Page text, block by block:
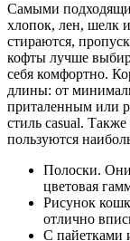
Самыми
хлопок, лен, шелк
стираются,
кофты лучше
себя комфортно.
длины: от
приталенным или
стиль casual.
пользуются
Полоски.
цветовая
Рисунок
отлично
С пайетками